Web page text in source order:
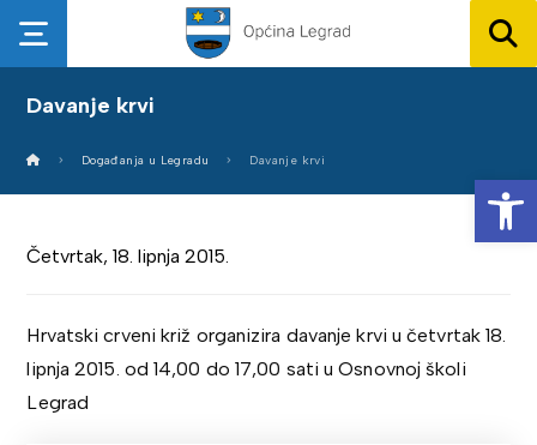
Davanje krvi
Događanja u Legradu Davanje krvi
Četvrtak, 18. lipnja 2015.
Hrvatski crveni križ organizira davanje krvi u četvrtak 18.
lipnja 2015. od 14,00 do 17,00 sati u Osnovnoj školi
Legrad